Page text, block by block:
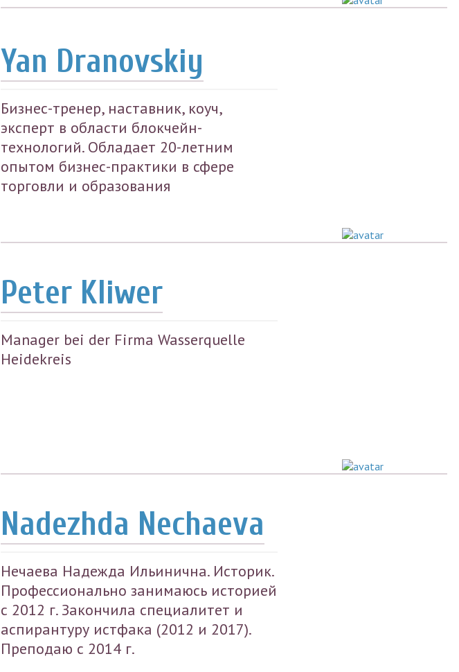
Yan Dranovskiy
Бизнес-тренер, наставник, коуч,
эксперт в области блокчейн-
технологий. Обладает 20-летним
опытом бизнес-практики в сфере
торговли и образования
Peter Kliwer
Manager bei der Firma Wasserquelle
Heidekreis
Nadezhda Nechaeva
Нечаева Надежда Ильинична. Историк.
Профессионально занимаюсь историей
с 2012 г. Закончила специалитет и
аспирантуру истфака (2012 и 2017).
Преподаю с 2014 г.